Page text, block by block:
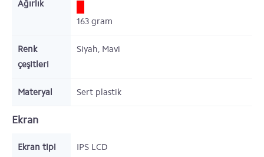
Ağırlık
163 gram
Renk
çeşitleri
Siyah, Mavi
Materyal Sert plastik
Ekran
Ekran tipi IPS LCD